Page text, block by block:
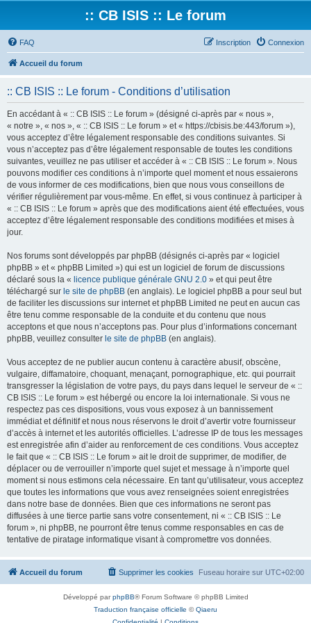
:: CB ISIS :: Le forum
FAQ Connexion
Inscription
Accueil du forum
:: CB ISIS :: Le forum - Conditions d’utilisation
En accédant à « :: CB ISIS :: Le forum » (désigné ci-après par « nous »,
« notre », « nos », « :: CB ISIS :: Le forum » et « https://cbisis.be:443/forum »),
vous acceptez d’être légalement responsable des conditions suivantes. Si
vous n’acceptez pas d’être légalement responsable de toutes les conditions
suivantes, veuillez ne pas utiliser et accéder à « :: CB ISIS :: Le forum ». Nous
pouvons modifier ces conditions à n’importe quel moment et nous essaierons
de vous informer de ces modifications, bien que nous vous conseillons de
vérifier régulièrement par vous-même. En effet, si vous continuez à participer à
« :: CB ISIS :: Le forum » après que des modifications aient été effectuées, vous
acceptez d’être légalement responsable des conditions modifiées et mises à
jour.
Nos forums sont développés par phpBB (désignés ci-après par « logiciel
phpBB » et « phpBB Limited ») qui est un logiciel de forum de discussions
déclaré sous la « licence publique générale GNU 2.0 » et qui peut être
téléchargé sur le site de phpBB (en anglais). Le logiciel phpBB a pour seul but
de faciliter les discussions sur internet et phpBB Limited ne peut en aucun cas
être tenu comme responsable de la conduite et du contenu que nous
acceptons et que nous n’acceptons pas. Pour plus d’informations concernant
phpBB, veuillez consulter le site de phpBB (en anglais).
Vous acceptez de ne publier aucun contenu à caractère abusif, obscène,
vulgaire, diffamatoire, choquant, menaçant, pornographique, etc. qui pourrait
transgresser la législation de votre pays, du pays dans lequel le serveur de « ::
CB ISIS :: Le forum » est hébergé ou encore la loi internationale. Si vous ne
respectez pas ces dispositions, vous vous exposez à un bannissement
immédiat et définitif et nous nous réservons le droit d’avertir votre fournisseur
d’accès à internet et les autorités officielles. L’adresse IP de tous les messages
est enregistrée afin d’aider au renforcement de ces conditions. Vous acceptez
le fait que « :: CB ISIS :: Le forum » ait le droit de supprimer, de modifier, de
déplacer ou de verrouiller n’importe quel sujet et message à n’importe quel
moment si nous estimons cela nécessaire. En tant qu’utilisateur, vous acceptez
que toutes les informations que vous avez renseignées soient enregistrées
dans notre base de données. Bien que ces informations ne seront pas
diffusées à une tierce partie sans votre consentement, ni « :: CB ISIS :: Le
forum », ni phpBB, ne pourront être tenus comme responsables en cas de
tentative de piratage informatique visant à compromettre vos données.
Accueil du forum Fuseau horaire sur UTC+02:00
Supprimer les cookies
Développé parphpBB® Forum Software © phpBB Limited
Traduction française officielle ©Qiaeru